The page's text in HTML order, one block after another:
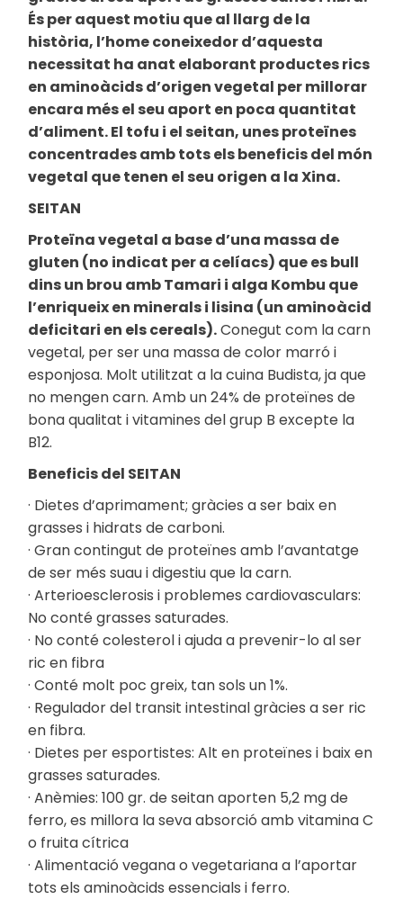
És per aquest motiu que al llarg de la
història, l’home coneixedor d’aquesta
necessitat ha anat elaborant productes rics
en aminoàcids d’origen vegetal per millorar
encara més el seu aport en poca quantitat
d’aliment. El tofu i el seitan, unes proteïnes
concentrades amb tots els beneficis del món
vegetal que tenen el seu origen a la Xina.
SEITAN
Proteïna vegetal a base d’una massa de
gluten (no indicat per a celíacs) que es bull
dins un brou amb Tamari i alga Kombu que
l’enriqueix en minerals i lisina (un aminoàcid
deficitari en els cereals).Conegut com la carn
vegetal, per ser una massa de color marró i
esponjosa. Molt utilitzat a la cuina Budista, ja que
no mengen carn. Amb un 24% de proteïnes de
bona qualitat i vitamines del grup B excepte la
B12.
Beneficis del SEITAN
· Dietes d’aprimament; gràcies a ser baix en
grasses i hidrats de carboni.
· Gran contingut de proteïnes amb l’avantatge
de ser més suau i digestiu que la carn.
· Arterioesclerosis i problemes cardiovasculars:
No conté grasses saturades.
· No conté colesterol i ajuda a prevenir-lo al ser
ric en fibra
· Conté molt poc greix, tan sols un 1%.
· Regulador del transit intestinal gràcies a ser ric
en fibra.
· Dietes per esportistes: Alt en proteïnes i baix en
grasses saturades.
· Anèmies: 100 gr. de seitan aporten 5,2 mg de
ferro, es millora la seva absorció amb vitamina C
o fruita cítrica
· Alimentació vegana o vegetariana a l’aportar
tots els aminoàcids essencials i ferro.